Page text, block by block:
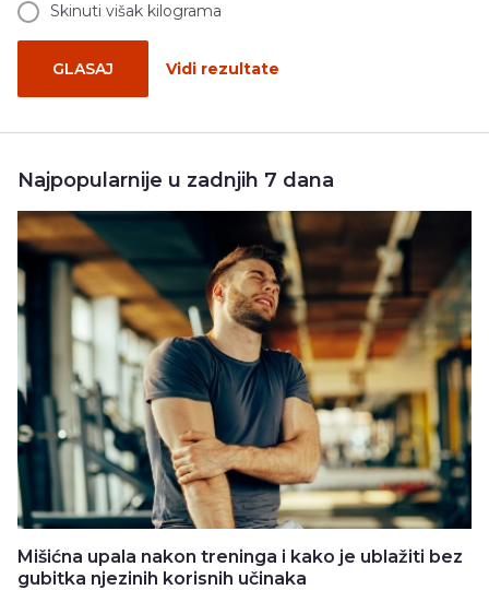
Skinuti višak kilograma
GLASAJ Vidi rezultate
Najpopularnije u zadnjih 7 dana
Mišićna upala nakon treninga i kako je ublažiti bez
gubitka njezinih korisnih učinaka